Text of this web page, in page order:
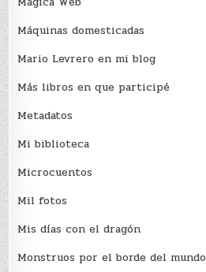
Máquinas domesticadas
Mario Levrero en mi blog
Más libros en que participé
Metadatos
Mi biblioteca
Microcuentos
Mil fotos
Mis días con el dragón
Monstruos por el borde del mundo